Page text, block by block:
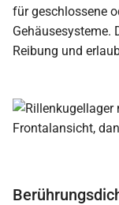
für geschlossene
Gehäusesysteme.
Reibung und